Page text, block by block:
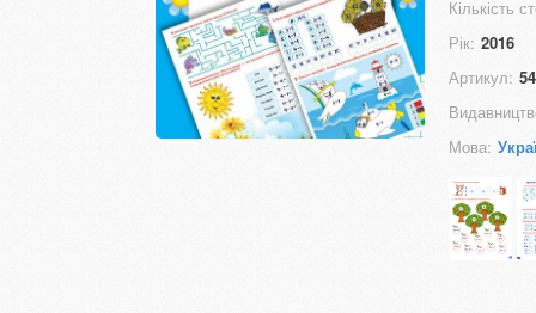
Кількість
Рік: 2016
Артикул:
Мова: